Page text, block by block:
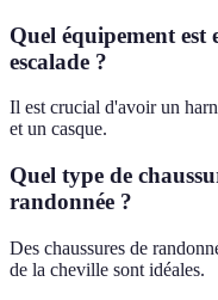
Quel équipement est
escalade ?
Il est crucial d'avoir un
et un casque.
Quel type de
randonnée ?
Des chaussures de
de la cheville sont idéales.